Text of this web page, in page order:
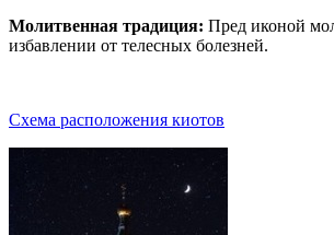
Молитвенная традиция: Пред иконой
избавлении от телесных болезней.
Схема расположения киотов